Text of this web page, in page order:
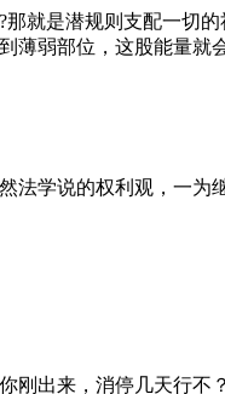
就是潜规则支配一切
薄弱部位，这股能量就
法学说的权利观，一
刚出来，消停几天行